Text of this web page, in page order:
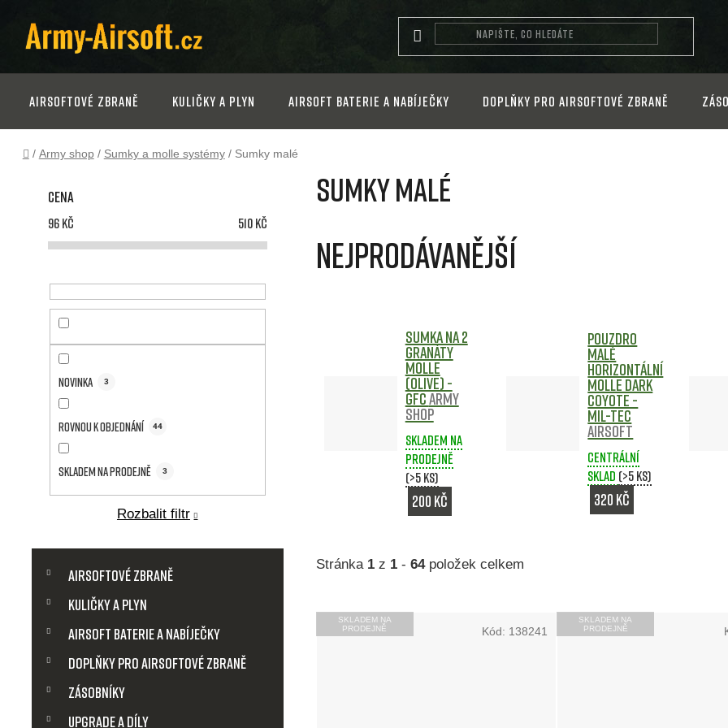
obsah
Airsoftové zbraně Kuličky a plyn Airsoft baterie a nabíječky Doplňky pro airsoftové zbraně
Domů
/ Army shop / Sumky a molle systémy / Sumky malé
P
a
Cena
96Kč 510Kč
Novinka 3
Rovnou k objednání 44
Skladem na prodejně 3
Rozbalit filtr
kategorieAirsoftové zbraně
Kuličky a plyn
Airsoft baterie a nabíječky
Doplňky pro airsoftové zbraně
Zásobníky
Upgrade a díly
Sumky malé
Nejprodávanější
Pouzdro
malé
horizontální
MOLLE DARK
COYOTE -
MIL-TEC
Airsoft
Centrální
sklad (>5 ks)
320 Kč
Sumka na 2
granáty
MOLLE
(Olive) -
GFCArmy
shop
Skladem na
prodejně
(>5 ks)
200 Kč
Stránka 1z 1- 64položek celkem
V
SKLADEM NA
PRODEJNĚ
Kód: 138241
SKLADEM NA
PRODEJNĚ